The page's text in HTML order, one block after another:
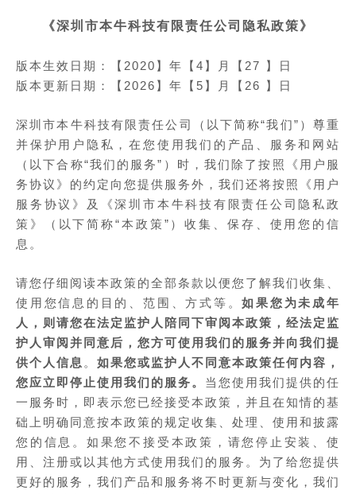
《深圳市本牛科技有限责任公司隐私政策》
版本生效日期：【2020】年【4】月【27 】日
版本更新日期：【2026】年【5】月【26 】日
深圳市本牛科技有限责任公司（以下简称“我们”）尊重
并保护用户隐私，在您使用我们的产品、服务和网站
（以下合称“我们的服务”）时，我们除了按照《用户服
务协议》的约定向您提供服务外，我们还将按照《用户
服务协议》及《深圳市本牛科技有限责任公司隐私政
策》（以下简称“本政策”）收集、保存、使用您的信
息。
请您仔细阅读本政策的全部条款以便您了解我们收集、
使用您信息的目的、范围、方式等。如果您为未成年
人，则请您在法定监护人陪同下审阅本政策，经法定监
护人审阅并同意后，您方可使用我们的服务并向我们提
供个人信息 。 如果您或监护人不同意本政策任何内容，
您应立即停止使用我们的服务。 当您使用我们提供的任
一服务时，即表示您已经接受本政策，并且在知情的基
础上明确同意按本政策的规定收集、处理、使用和披露
您的信息。如果您不接受本政策，请您停止安装、使
用、注册或以其他方式使用我们的服务。为了给您提供
更好的服务，我们产品和服务将不时更新与变化，我们